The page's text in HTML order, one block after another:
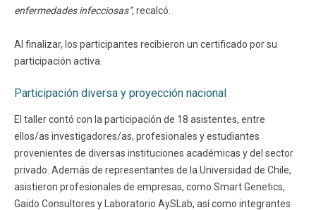
enfermedades infecciosas”, recalcó.
Al finalizar, los participantes recibieron un certificado por su
participación activa.
Participación diversa y proyección nacional
El taller contó con la participación de 18 asistentes, entre
ellos/as investigadores/as, profesionales y estudiantes
provenientes de diversas instituciones académicas y del sector
privado. Además de representantes de la Universidad de Chile,
asistieron profesionales de empresas, como Smart Genetics,
Gaido Consultores y Laboratorio AySLab, así como integrantes